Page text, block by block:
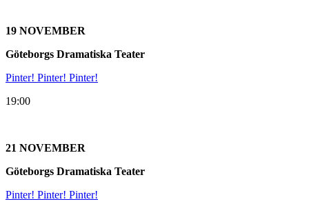
19 NOVEMBER
Göteborgs Dramatiska Teater
Pinter! Pinter! Pinter!
19:00
21 NOVEMBER
Göteborgs Dramatiska Teater
Pinter! Pinter! Pinter!